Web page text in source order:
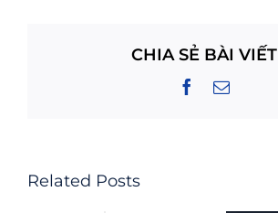
CHIA SẺ BÀI VIẾT
Facebook
Email
Related Posts